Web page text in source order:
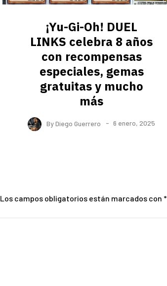
¡Yu-Gi-Oh! DUEL
LINKS celebra 8 años
con recompensas
especiales, gemas
gratuitas y mucho
más
ByDiego Guerrero 6 enero, 2025
Los campos obligatorios están marcados con *